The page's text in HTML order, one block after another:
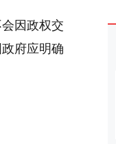
因政权交
府应明确